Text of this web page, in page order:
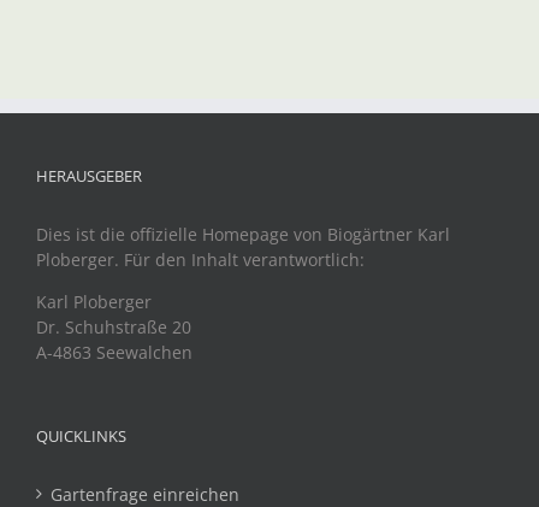
HERAUSGEBER
Dies ist die offizielle Homepage von Biogärtner Karl
Ploberger. Für den Inhalt verantwortlich:
Karl Ploberger
Dr. Schuhstraße 20
A-4863 Seewalchen
QUICKLINKS
Gartenfrage einreichen